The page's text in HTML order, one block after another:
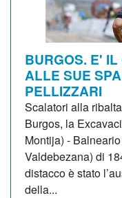
BURGOS. E'
ALLE SUE
PELLIZZARI
Scalatori alla
Burgos, la
Montija) -
Valdebezana) di
distacco è stato
della...